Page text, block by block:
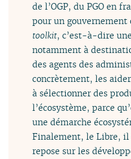
de l’OGP, du PGO en
pour un
toolkit, c’est-à-dire
notamment à
des agents des
concrètement, les
à sélectionner des
l’écosystème, parce
une démarche
Finalement, le Libre, il
repose sur les